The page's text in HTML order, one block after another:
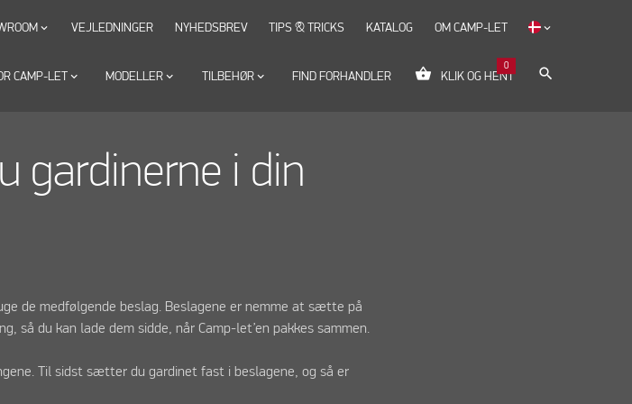
CAMP-LETkeyboard_arrow_down MODELLER keyboard_arrow_down TILBEHØRkeyboard_arrow_down FIND FORHANDLER shopping_basket KLIK OG HENT
0
search
keyboard_arrow_down VEJLEDNINGER NYHEDSBREV TIPS & TRICKS KATALOG OM CAMP-LET keyboard_arrow_down
gardinerne i din
de medfølgende beslag. Beslagene er nemme at sætte på
så du kan lade dem sidde, når Camp-let’en pakkes sammen.
Til sidst sætter du gardinet fast i beslagene, og så er